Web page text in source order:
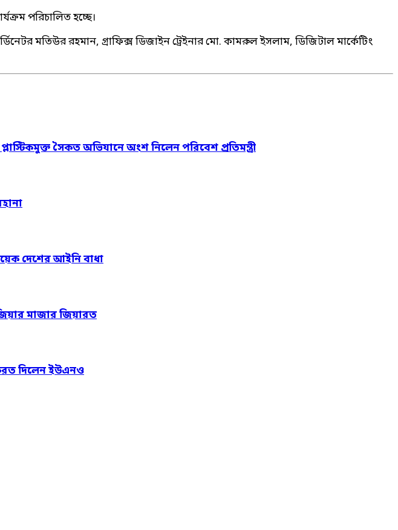
পরিচালিত হচ্ছে।
মতিউর রহমান, গ্রাফিক্স ডিজাইন ট্রেইনার মো. কামরুল ইসলাম, ডিজিটাল মার্কেটিং
সৈকত অভিযানে অংশ নিলেন পরিবেশ প্রতিমন্ত্রী
দেশের আইনি বাধা
মাজার জিয়ারত
দিলেন ইউএনও